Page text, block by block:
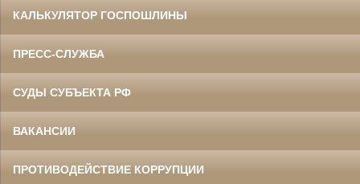
КАЛЬКУЛЯТОР ГОСПОШЛИНЫ
ПРЕСС-СЛУЖБА
СУДЫ СУБЪЕКТА РФ
ВАКАНСИИ
ПРОТИВОДЕЙСТВИЕ КОРРУПЦИИ